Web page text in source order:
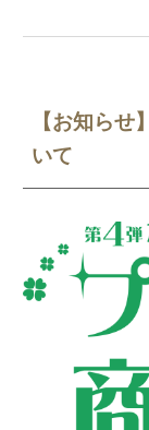
【お知らせ
いて